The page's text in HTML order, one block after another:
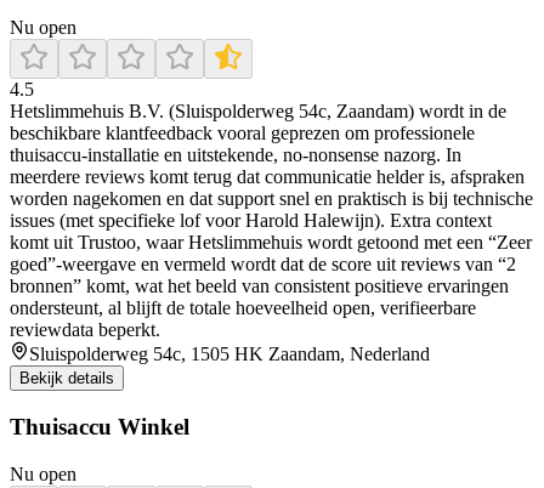
Nu open
4.5
Hetslimmehuis B.V. (Sluispolderweg 54c, Zaandam) wordt in de
beschikbare klantfeedback vooral geprezen om professionele
thuisaccu-installatie en uitstekende, no-nonsense nazorg. In
meerdere reviews komt terug dat communicatie helder is, afspraken
worden nagekomen en dat support snel en praktisch is bij technische
issues (met specifieke lof voor Harold Halewijn). Extra context
komt uit Trustoo, waar Hetslimmehuis wordt getoond met een “Zeer
goed”-weergave en vermeld wordt dat de score uit reviews van “2
bronnen” komt, wat het beeld van consistent positieve ervaringen
ondersteunt, al blijft de totale hoeveelheid open, verifieerbare
reviewdata beperkt.
Sluispolderweg 54c, 1505 HK Zaandam, Nederland
Bekijk details
Thuisaccu Winkel
Nu open